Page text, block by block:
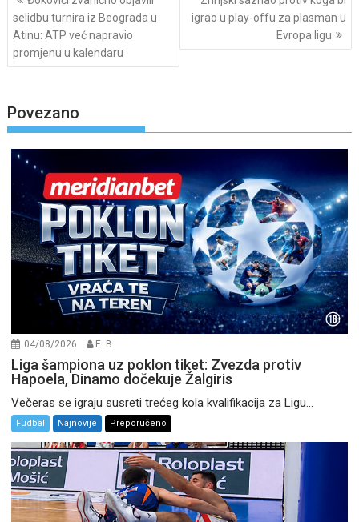
navigation
selidbu turnira iz Beograda u
Atinu: ATP već napravio
promjenu u kalendaru
igrao u play-offu za plasman u
Evropa ligu
Povezano
04/08/2026 E. B.
Liga šampiona uz poklon tiket: Zvezda protiv
Hapoela, Dinamo dočekuje Žalgiris
Večeras se igraju susreti trećeg kola kvalifikacija za Ligu...
Fudbal Najnovije Preporučeno